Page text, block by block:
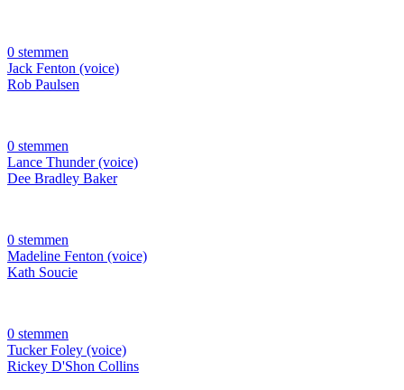
0 stemmen
Jack Fenton (voice)
Rob Paulsen
0 stemmen
Lance Thunder (voice)
Dee Bradley Baker
0 stemmen
Madeline Fenton (voice)
Kath Soucie
0 stemmen
Tucker Foley (voice)
Rickey D'Shon Collins